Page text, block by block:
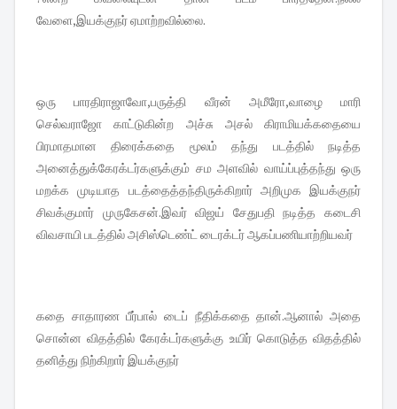
வேளை,இயக்குநர் ஏமாற்றவில்லை.
ஒரு பாரதிராஜாவோ,பருத்தி வீரன் அமீரோ,வாழை மாரி
செல்வராஜோ காட்டுகின்ற அச்சு அசல் கிராமியக்கதையை
பிரமாதமான திரைக்கதை மூலம் தந்து படத்தில் நடித்த
அனைத்துக்கேரக்டர்களுக்கும் சம அளவில் வாய்ப்புத்தந்து ஒரு
மறக்க முடியாத படத்தைத்தந்திருக்கிறார் அறிமுக இயக்குநர்
சிவக்குமார் முருகேசன்.இவர் விஜய் சேதுபதி நடித்த கடைசி
விவசாயி படத்தில் அசிஸ்டெண்ட் டைரக்டர் ஆகப்பணியாற்றியவர்
கதை சாதாரண பீர்பால் டைப் நீதிக்கதை தான்.ஆனால் அதை
சொன்ன விதத்தில் கேரக்டர்களுக்கு உயிர் கொடுத்த விதத்தில்
தனித்து நிற்கிறார் இயக்குநர்